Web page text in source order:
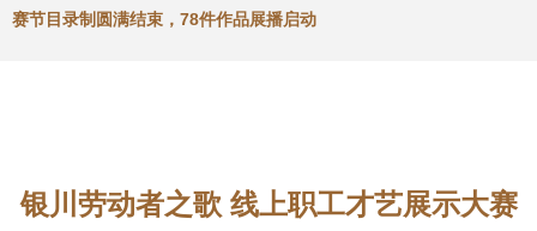
赛节目录制圆满结束，78件作品展播启动
银川劳动者之歌 线上职工才艺展示大赛